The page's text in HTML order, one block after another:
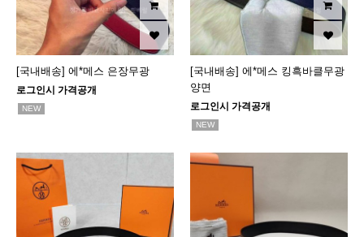
[국내배송] 에*메스 은장무광
로그인시 가격공개
NEW
[국내배송] 에*메스 킹흑바클무광
양면
로그인시 가격공개
NEW